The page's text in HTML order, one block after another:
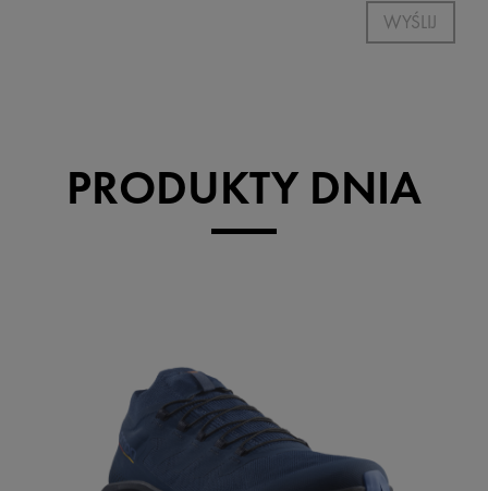
WYŚLIJ
PRODUKTY DNIA